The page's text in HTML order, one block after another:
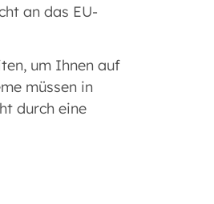
an das EU-
um Ihnen auf
müssen in
durch eine